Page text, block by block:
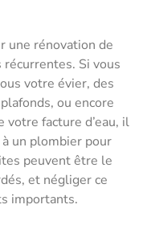
une rénovation de
Si vous
votre évier, des
ou encore
facture d’eau, il
un plombier pour
peuvent être le
et négliger ce
importants.